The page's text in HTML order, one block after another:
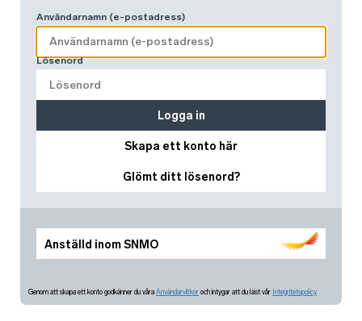
Anställd inom SNMO
Användarnamn (e-postadress)
Lösenord
Skapa ett konto här
Glömt ditt lösenord?
Logga in
Genom att skapa ett konto godkänner du våra Användarvillkor och intygar att du läst vår Integritetspolicy.